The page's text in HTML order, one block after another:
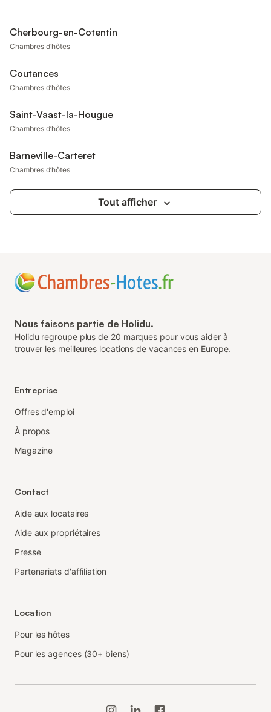
Cherbourg-en-Cotentin
Chambres d’hôtes
Coutances
Chambres d’hôtes
Saint-Vaast-la-Hougue
Chambres d’hôtes
Barneville-Carteret
Chambres d’hôtes
Tout afficher
Nous faisons partie de Holidu.
Holidu regroupe plus de 20 marques pour vous aider à
trouver les meilleures locations de vacances en Europe.
Entreprise
Offres d'emploi
À propos
Magazine
Contact
Aide aux locataires
Aide aux propriétaires
Presse
Partenariats d'affiliation
Location
Pour les hôtes
Pour les agences (30+ biens)